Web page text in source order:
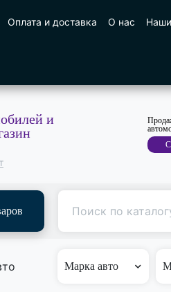
Оплата и доставка О нас
и
Марка авто